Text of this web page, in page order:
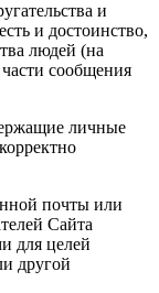
и
и достоинство,
людей (на
сообщения
личные
почты или
Сайта
для целей
другой